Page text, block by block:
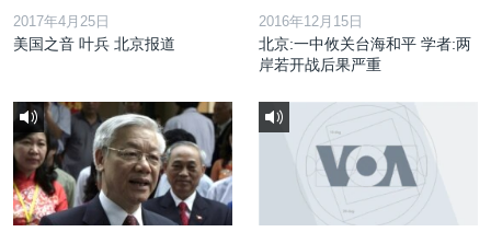
2017年4月25日
美国之音 叶兵 北京报道
2016年12月15日
北京:一中攸关台海和平 学者:两
岸若开战后果严重